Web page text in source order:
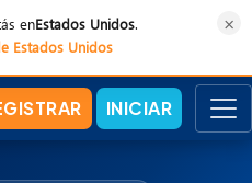
enEstados Unidos.
Estados Unidos
×
INICIAR